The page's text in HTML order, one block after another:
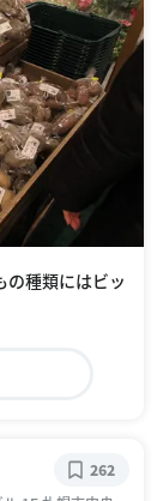
の種類にはビッ
262